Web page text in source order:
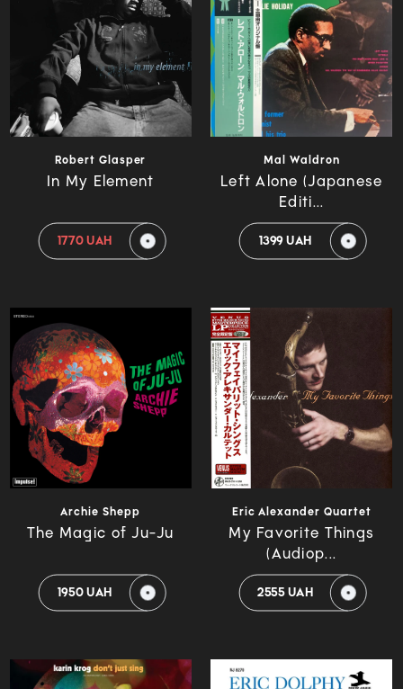
Robert Glasper
In My Element
1770 UAH
Mal Waldron
Left Alone (Japanese
Editi...
1399 UAH
Archie Shepp
The Magic of Ju-Ju
1950 UAH
Eric Alexander Quartet
My Favorite Things
(Audiop...
2555 UAH